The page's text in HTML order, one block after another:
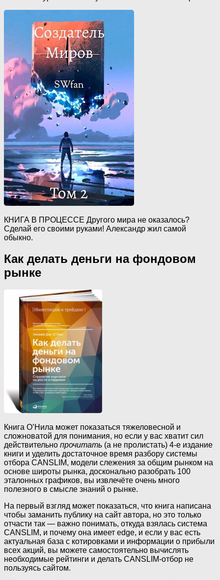
КНИГА В ПРОЦЕССЕ Другого мира не оказалось?
Сделай его своими руками! Александр жил самой
обыкно.
Как делать деньги на фондовом
рынке
Книга О’Нила может показаться тяжеловесной и
сложноватой для понимания, но если у вас хватит сил
действительно прочитать (а не пролистать) 4-е издание
книги и уделить достаточное время разбору системы
отбора CANSLIM, модели слежения за общим рынком на
основе широты рынка, досконально разобрать 100
эталонных графиков, вы извлечёте очень много
полезного в смысле знаний о рынке.
На первый взгляд может показаться, что книга написана
чтобы заманить публику на сайт автора, но это только
отчасти так — важно понимать, откуда взялась система
CANSLIM, и почему она имеет edge, и если у вас есть
актуальная база с котировками и информации о прибыли
всех акций, вы можете самостоятельно вычислять
необходимые рейтинги и делать CANSLIM-отбор не
пользуясь сайтом.